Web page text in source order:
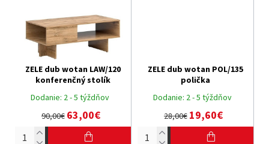
Dodanie: 2 - 5 týždňov
ZELE dub wotan LAW/120
konferenčný stolík
90,00€ 63,00€
Dodanie: 2 - 5 týždňov
ZELE dub wotan POL/135
polička
28,00€ 19,60€